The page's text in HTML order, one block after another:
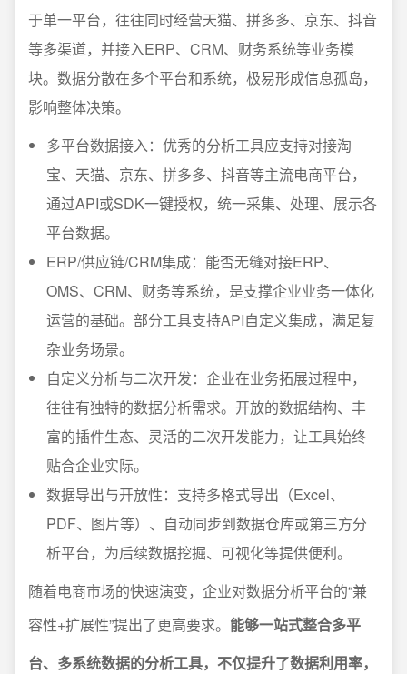
于单一平台，往往同时经营天猫、拼多多、京东、抖音
等多渠道，并接入ERP、CRM、财务系统等业务模
块。数据分散在多个平台和系统，极易形成信息孤岛，
影响整体决策。
多平台数据接入：优秀的分析工具应支持对接淘
宝、天猫、京东、拼多多、抖音等主流电商平台，
通过API或SDK一键授权，统一采集、处理、展示各
平台数据。
ERP/供应链/CRM集成：能否无缝对接ERP、
OMS、CRM、财务等系统，是支撑企业业务一体化
运营的基础。部分工具支持API自定义集成，满足复
杂业务场景。
自定义分析与二次开发：企业在业务拓展过程中，
往往有独特的数据分析需求。开放的数据结构、丰
富的插件生态、灵活的二次开发能力，让工具始终
贴合企业实际。
数据导出与开放性：支持多格式导出（Excel、
PDF、图片等）、自动同步到数据仓库或第三方分
析平台，为后续数据挖掘、可视化等提供便利。
随着电商市场的快速演变，企业对数据分析平台的“兼
容性+扩展性”提出了更高要求。 能够一站式整合多平
台、多系统数据的分析工具，不仅提升了数据利用率，